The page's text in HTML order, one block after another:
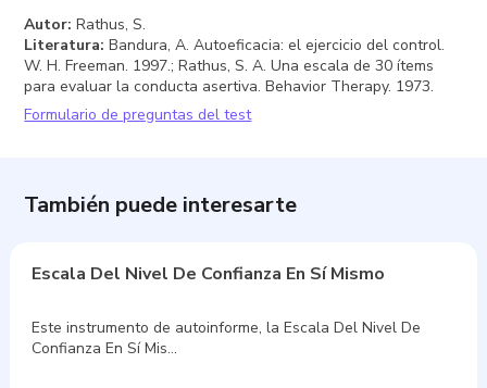
Autor: Rathus, S.
Literatura: Bandura, A. Autoeficacia: el ejercicio del control.
W. H. Freeman. 1997.; Rathus, S. A. Una escala de 30 ítems
para evaluar la conducta asertiva. Behavior Therapy. 1973.
Formulario de preguntas del test
También puede interesarte
Escala Del Nivel De Confianza En Sí Mismo
Este instrumento de autoinforme, la Escala Del Nivel De
Confianza En Sí Mis…